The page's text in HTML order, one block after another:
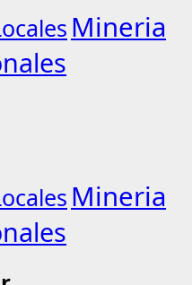
Mineria
Mineria